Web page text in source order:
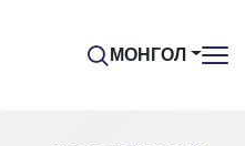
МОНГОЛ